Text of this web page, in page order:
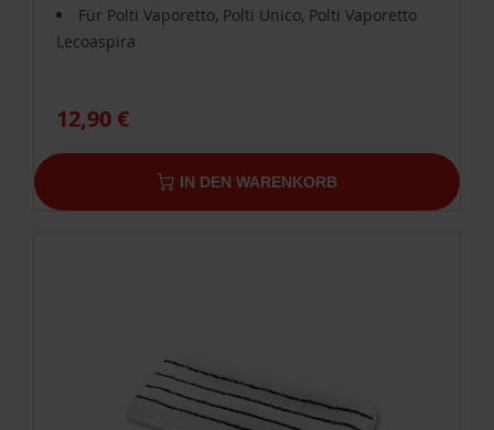
Für Polti Vaporetto, Polti Unico, Polti Vaporetto
Lecoaspira
12,90 €
IN DEN WARENKORB